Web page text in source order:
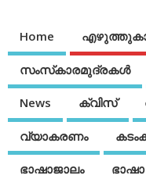
Home
സംസ്‌കാരമുദ്രകള്‍
News ക്വിസ്
വ്യാകരണം
ഭാഷാജാലം